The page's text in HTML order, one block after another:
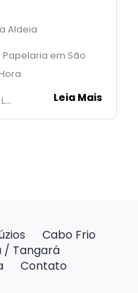
Aldeia
Papelaria em São
Leia Mais
Cabo Frio
/ Tangará
Contato